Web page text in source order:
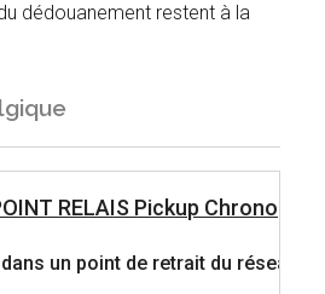
dédouanement restent à la
RELAIS Pickup Chronopost
dans un point de retrait du réseau